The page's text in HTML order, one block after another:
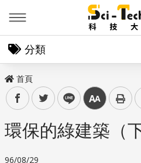
分類
首頁
facebooktwitter line 中
環保的綠建築（下
96/08/29